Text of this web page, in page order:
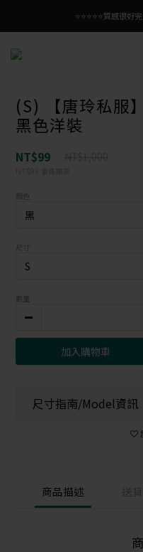
⭐⭐⭐⭐⭐質感很
(S) 【唐玲私服
黑色洋裝
NT$99 NT$1,000
顏色
尺寸
數量
加入購物車
尺寸指南/Model資訊
商品描述 送